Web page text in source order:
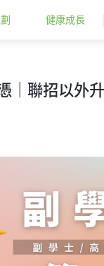
健康成長
｜聯招以外